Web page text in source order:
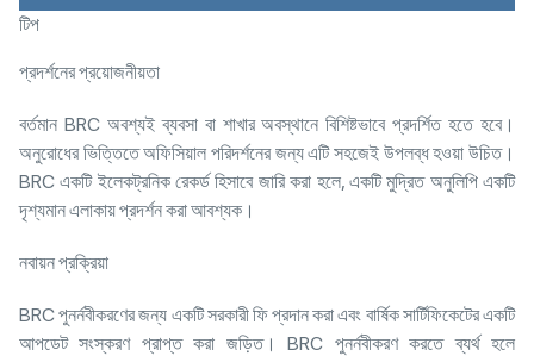
টিপ
প্রদর্শনের প্রয়োজনীয়তা
বর্তমান BRC অবশ্যই ব্যবসা বা শাখার অবস্থানে বিশিষ্টভাবে প্রদর্শিত হতে হবে।
অনুরোধের ভিত্তিতে অফিসিয়াল পরিদর্শনের জন্য এটি সহজেই উপলব্ধ হওয়া উচিত।
BRC একটি ইলেকট্রনিক রেকর্ড হিসাবে জারি করা হলে, একটি মুদ্রিত অনুলিপি একটি
দৃশ্যমান এলাকায় প্রদর্শন করা আবশ্যক।
নবায়ন প্রক্রিয়া
BRC পুনর্নবীকরণের জন্য একটি সরকারী ফি প্রদান করা এবং বার্ষিক সার্টিফিকেটের একটি
আপডেট সংস্করণ প্রাপ্ত করা জড়িত। BRC পুনর্নবীকরণ করতে ব্যর্থ হলে